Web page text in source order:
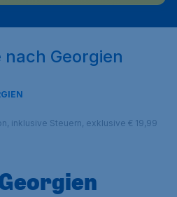
Georgien
inklusive Steuern, exklusive € 19,99